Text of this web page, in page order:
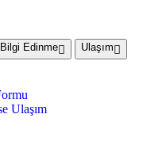
Bilgi Edinme Ulaşım
Ulaşım